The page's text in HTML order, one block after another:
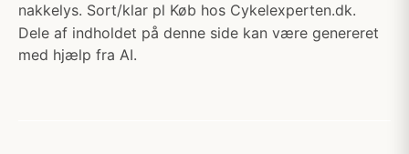
nakkelys. Sort/klar pl Køb hos Cykelexperten.dk.
Dele af indholdet på denne side kan være genereret
med hjælp fra AI.